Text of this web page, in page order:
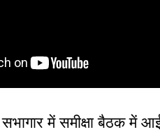
में समीक्षा बैठक में